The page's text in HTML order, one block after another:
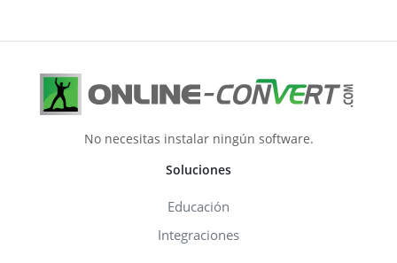
No necesitas instalar ningún software.
Soluciones
Educación
Integraciones